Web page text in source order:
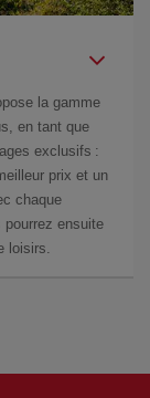
la gamme
en tant que
exclusifs :
prix et un
chaque
pourrez ensuite
loisirs.